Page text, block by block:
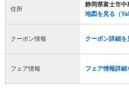
住所
静岡県富士市中
地図を見る（
クーポン情報 クーポン詳細を
フェア情報 フェア情報詳細